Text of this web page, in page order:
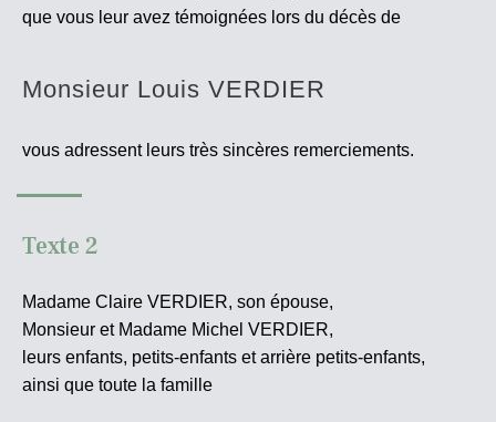
que vous leur avez témoignées lors du décès de
Monsieur Louis VERDIER
vous adressent leurs très sincères remerciements.
Texte 2
Madame Claire VERDIER, son épouse,
Monsieur et Madame Michel VERDIER,
leurs enfants, petits-enfants et arrière petits-enfants,
ainsi que toute la famille